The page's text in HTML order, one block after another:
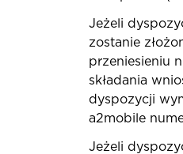
Jeżeli
zostanie
przeniesieniu
składania
dyspozycji
a2mobile
Jeżeli